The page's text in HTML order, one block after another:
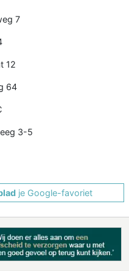
7
12
64
3-5
je Google-favoriet